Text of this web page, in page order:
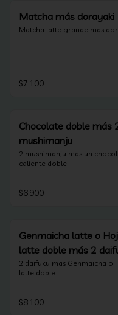
Matcha más dorayaki
Matcha latte grande mas
$7.100
Chocolate doble más
mushimanju
2 mushimanju mas un
caliente doble
$6.900
Genmaicha latte o
latte doble más 2
2 daifuku mas Genmaicha o
latte doble
$8.100